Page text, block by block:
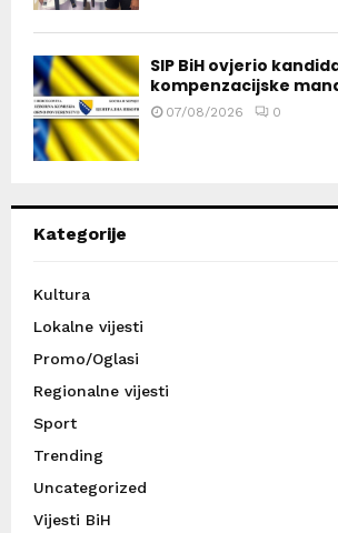
SIP BiH ovjerio
kompenzacijske
07/08/2026 0
Kategorije
Kultura
Lokalne vijesti
Promo/Oglasi
Regionalne vijesti
Sport
Trending
Uncategorized
Vijesti BiH